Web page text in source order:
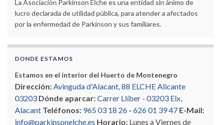
La Asociación Parkinson Elche es una entidad sin ánimo de
lucro declarada de utilidad pública, para atender a afectados
por la enfermedad de Parkinson y sus familiares.
DONDE ESTAMOS
Estamos en el interior del Huerto de Montenegro
Dirección:Avinguda d'Alacant, 88 ELCHE Alicante
03203 Dónde aparcar:Carrer Llíber - 03203 Elx,
Alacant Teléfonos: 965 03 18 26 - 626 01 39 47 E-Mail:
info@parkinsonelche.es Horario: Lunes a Viernes de